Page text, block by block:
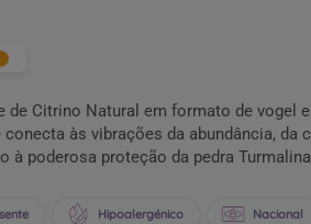
de Citrino Natural em formato de vogel
conecta às vibrações da abundância, da
à poderosa proteção da pedra
Hipoalergénico Nacional